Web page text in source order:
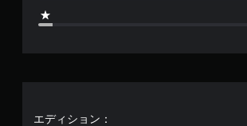
エディション：